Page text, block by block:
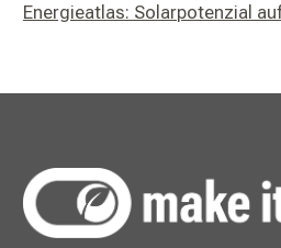
Energieatlas: Solarpotenzial